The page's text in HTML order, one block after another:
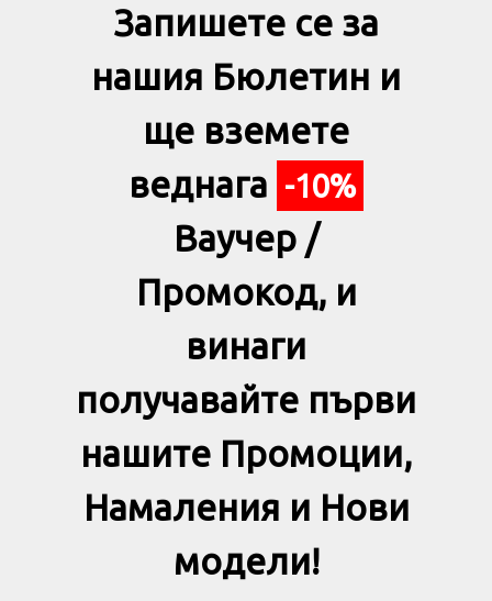
Запишете се за
нашия Бюлетин и
ще вземете
веднага -10%
Ваучер /
Промокод, и
винаги
получавайте първи
нашите Промоции,
Намаления и Нови
модели!